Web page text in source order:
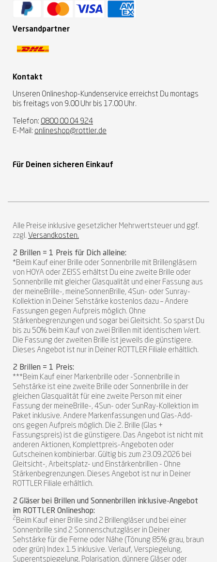
Versandpartner
Kontakt
Unseren Onlineshop-Kundenservice erreichst Du montags
bis freitags von 9.00 Uhr bis 17.00 Uhr.
Telefon: 0800 00 04 924
E-Mail: onlineshop@rottler.de
Für Deinen sicheren Einkauf
Alle Preise inklusive gesetzlicher Mehrwertsteuer und ggf.
zzgl. Versandkosten.
2 Brillen = 1 Preis für Dich alleine:
*Beim Kauf einer Brille oder Sonnenbrille mit Brillengläsern
von HOYA oder ZEISS erhältst Du eine zweite Brille oder
Sonnenbrille mit gleicher Glasqualität und einer Fassung aus
der meineBrille-, meineSonnenBrille, 4Sun- oder Sunray-
Kollektion in Deiner Sehstärke kostenlos dazu – Andere
Fassungen gegen Aufpreis möglich. Ohne
Stärkenbegrenzungen und sogar bei Gleitsicht. So sparst Du
bis zu 50% beim Kauf von zwei Brillen mit identischem Wert.
Die Fassung der zweiten Brille ist jeweils die günstigere.
Dieses Angebot ist nur in Deiner ROTTLER Filiale erhältlich.
2 Brillen = 1 Preis:
***Beim Kauf einer Markenbrille oder -Sonnenbrille in
Sehstärke ist eine zweite Brille oder Sonnenbrille in der
gleichen Glasqualität für eine zweite Person mit einer
Fassung der meineBrille-, 4Sun- oder SunRay-Kollektion im
Paket inklusive. Andere Markenfassungen und Glas-Add-
ons gegen Aufpreis möglich. Die 2. Brille (Glas +
Fassungspreis) ist die günstigere. Das Angebot ist nicht mit
anderen Aktionen, Komplettpreis-Angeboten oder
Gutscheinen kombinierbar. Gültig bis zum 23.09.2026 bei
Gleitsicht-, Arbeitsplatz- und Einstärkenbrillen - Ohne
Stärkenbegrenzungen. Dieses Angebot ist nur in Deiner
ROTTLER Filiale erhältlich.
2 Gläser bei Brillen und Sonnenbrillen inklusive-Angebot
im ROTTLER Onlineshop:
2 Beim Kauf einer Brille sind 2 Brillengläser und bei einer
Sonnenbrille sind 2 Sonnenschutzgläser in Deiner
Sehstärke für die Ferne oder Nähe (Tönung 85% grau, braun
oder grün) Index 1.5 inklusive. Verlauf, Verspiegelung,
Superentspiegelung, Polarisation, dünnere Gläser oder